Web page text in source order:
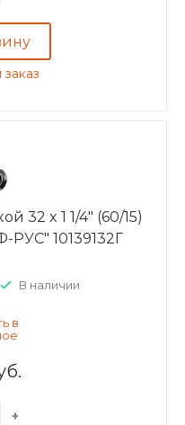
32 x 1 1/4" (60/15)
10139132Г
В наличии
+